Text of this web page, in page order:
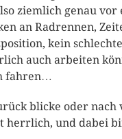
ziemlich genau vor
an Radrennen,
kein
auch arbeiten
fahren…
blicke oder nach
herrlich, und dabei